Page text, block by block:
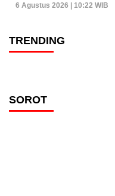
6 Agustus 2026 | 10:22 WIB
TRENDING
SOROT